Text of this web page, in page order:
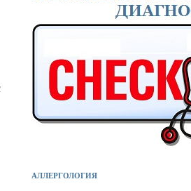
АЛЛЕРГОЛОГИЯ